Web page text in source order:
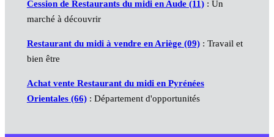
Cession de Restaurants du midi en Aude (11): Un
marché à découvrir
Restaurant du midi à vendre en Ariège (09): Travail et
bien être
Achat vente Restaurant du midi en Pyrénées
Orientales (66): Département d'opportunités